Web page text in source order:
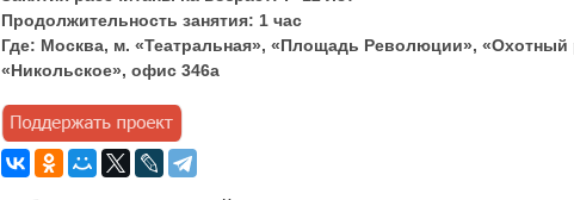
Продолжительность занятия: 1 час
Где: Москва, м. «Театральная», «Площадь Революции»,
«Никольское», офис 346а